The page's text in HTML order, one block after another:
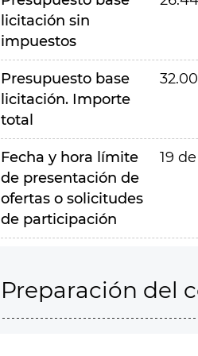
licitación sin
impuestos
Presupuesto base
licitación. Importe
total
Fecha y hora límite
de presentación de
ofertas o solicitudes
de participación
19
Preparación del